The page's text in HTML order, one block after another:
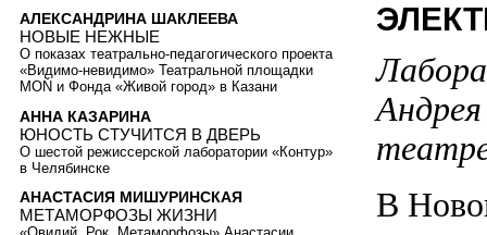
В
АЛЕКСАНДРИНА ШАКЛЕЕВА
НОВЫЕ НЕЖНЫЕ
О показах театрально-педагогического проекта
«Видимо-невидимо» Театральной площадки
MOŇ и Фонда «Живой город» в Казани
АННА КАЗАРИНА
ЮНОСТЬ СТУЧИТСЯ В ДВЕРЬ
О шестой режиссерской лаборатории «Контур»
в Челябинске
АНАСТАСИЯ МИШУРИНСКАЯ
МЕТАМОРФОЗЫ ЖИЗНИ